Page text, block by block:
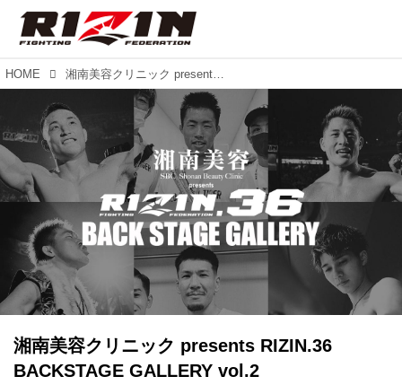
HOME 湘南美容クリニック presents RIZIN.36 BACKSTAGE GALLERY vol.2
湘南美容クリニック presents RIZIN.36
BACKSTAGE GALLERY vol.2